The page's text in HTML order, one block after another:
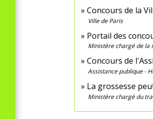
Concours de la
Ville de Paris
Portail des
Ministère chargé de la
Concours de
Assistance publique -
La grossesse
Ministère chargé du